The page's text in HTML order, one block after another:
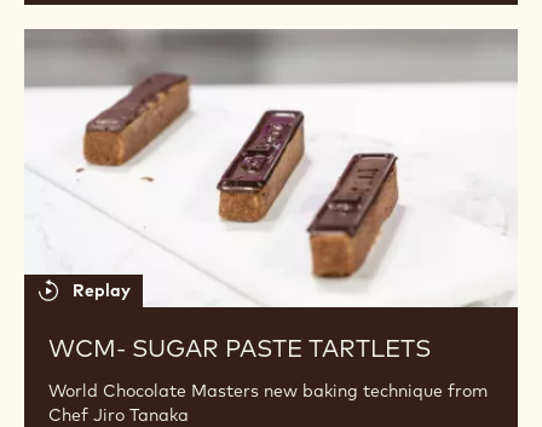
Replay
WCM- SUGAR PASTE TARTLETS
World Chocolate Masters new baking technique from
Chef Jiro Tanaka
tartlets